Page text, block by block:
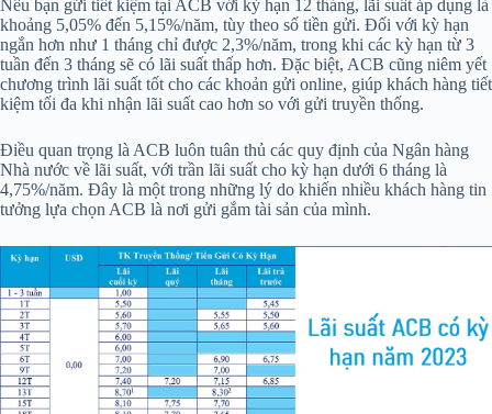
Nếu bạn gửi tiết kiệm tại ACB với kỳ hạn 12 tháng, lãi suất áp dụng là
khoảng 5,05% đến 5,15%/năm, tùy theo số tiền gửi. Đối với kỳ hạn
ngắn hơn như 1 tháng chỉ được 2,3%/năm, trong khi các kỳ hạn từ 3
tuần đến 3 tháng sẽ có lãi suất thấp hơn. Đặc biệt, ACB cũng niêm yết
chương trình lãi suất tốt cho các khoản gửi online, giúp khách hàng tiết
kiệm tối đa khi nhận lãi suất cao hơn so với gửi truyền thống.
Điều quan trọng là ACB luôn tuân thủ các quy định của Ngân hàng
Nhà nước về lãi suất, với trần lãi suất cho kỳ hạn dưới 6 tháng là
4,75%/năm. Đây là một trong những lý do khiến nhiều khách hàng tin
tưởng lựa chọn ACB là nơi gửi gắm tài sản của mình.